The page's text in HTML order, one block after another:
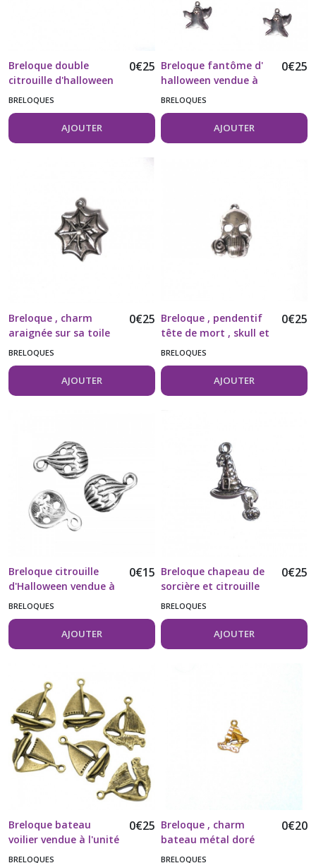
Breloque double
citrouille d'halloween
vendue à l'unité
0€25
BRELOQUES
AJOUTER
Breloque fantôme d'
halloween vendue à
l'unité
0€25
BRELOQUES
AJOUTER
Breloque , charm
araignée sur sa toile
vendue à l'unité
0€25
BRELOQUES
AJOUTER
Breloque , pendentif
tête de mort , skull et
sa rose vendue à
l'unité
0€25
BRELOQUES
AJOUTER
Breloque citrouille
d'Halloween vendue à
l'unité
0€15
BRELOQUES
AJOUTER
Breloque chapeau de
sorcière et citrouille
d'halloween vendue à
l'unité
0€25
BRELOQUES
AJOUTER
Breloque bateau
voilier vendue à l'unité
0€25
BRELOQUES
Breloque , charm
bateau métal doré
vendue à l'unité
0€20
BRELOQUES